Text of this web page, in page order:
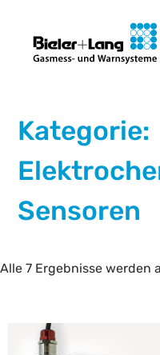
Kategorie:
Sensoren
Alle 7 Ergebnisse werden